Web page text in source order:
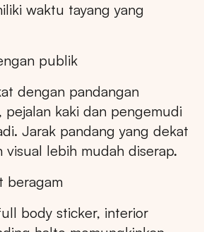
waktu tayang yang
publik
dengan pandangan
pejalan kaki dan pengemudi
Jarak pandang yang dekat
visual lebih mudah diserap.
beragam
body sticker, interior